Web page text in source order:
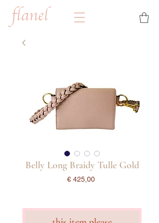
flanel
Belly Long Braidy Tulle Gold
€ 425,00Prijs